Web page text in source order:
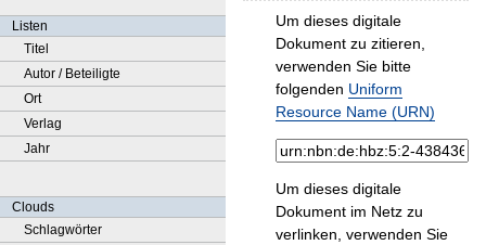
Listen
Titel
Autor / Beteiligte
Ort
Verlag
Jahr
Clouds
Schlagwörter
Um dieses digitale
Dokument zu zitieren,
verwenden Sie bitte
folgenden Uniform
Resource Name (URN)
Um dieses digitale
Dokument im Netz zu
verlinken, verwenden Sie